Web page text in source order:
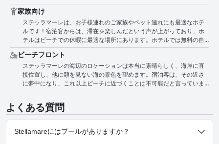
グに最適です。素晴らしいロケーションと素晴らしいサービスによ
り、短期のビーチバケーションや長期滞在に非常におすすめのホテル
です。
す。それにもかかわらず、ホテルのシャトルサービスと駐車場が無料
である点を評価する声もあります。否定的な意見もありますが、
Stellamareが駐車場を提供している利便性に満足している宿泊客もい
ます。
家族向け
ステッラマーレは、お子様連れのご家族やペット連れにも最適なホテ
ルです！宿泊客からは、滞在を楽しんだという声が上がっており、ホ
テルはビーチでの休暇に最適な場所にあります。ホテルでは無料の自
転車レンタルを提供しており、周辺地域を探索するのに最適です。た
だし、一部の宿泊客からは、子供たちの騒音で廊下が騒がしいこと
や、特に10代の子供たちと滞在する場合、ファミリールームが狭いと
いう意見が出ています。これらの小さな問題にもかかわらず、ホテル
は家族連れに優しく、ペットにも寛容であると評価されています。全
しめる、短い家族旅行に最適な選択肢です。
ビーチフロント
ステッラマーレの海辺のロケーションは本当に素晴らしく、海岸に直
接位置し、他に類を見ない海の景色を望めます。宿泊客は、その近さ
に夢中になり、これ以上ビーチに近づくことは不可能だと言っていま
ョンのおかげで、いつでも海の美しさを満喫できます。旧市街まで徒
歩圏内という最高のロケーションですが、宿泊客はホテルから離れる
のが難しいでしょう。全体として、ステッラマーレは、他に類を見な
い海辺の景色を望む夢のような逃避行です。
よくある質問
Stellamareにはプールがありますか？